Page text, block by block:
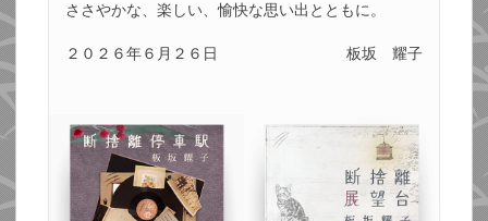
ささやかな、楽しい、愉快な思い出とともに。
２０２６年６月２６日 板坂 耀子